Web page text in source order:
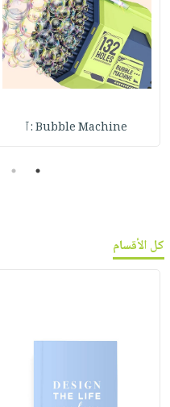
Bubble Machine : آ
1
2
كل الأقسام